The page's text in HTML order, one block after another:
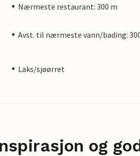
Nærmeste restaurant: 300 m
Avst. til nærmeste vann/bading:
Laks/sjøørret
og